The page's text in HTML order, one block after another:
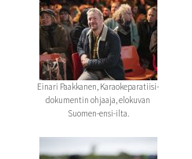
Einari Paakkanen, Karaokeparatiisi-
dokumentin ohjaaja, elokuvan
Suomen-ensi-ilta.